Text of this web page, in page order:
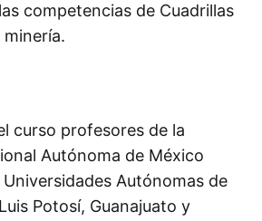
competencias de Cuadrillas
minería.
curso profesores de la
Autónoma de México
Autónomas de
Potosí, Guanajuato y